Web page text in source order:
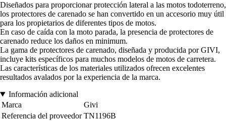
Diseñados para proporcionar protección lateral a las motos todoterreno,
los protectores de carenado se han convertido en un accesorio muy útil
para los propietarios de diferentes tipos de motos.
En caso de caída con la moto parada, la presencia de protectores de
carenado reduce los daños en minimum.
La gama de protectores de carenado, diseñada y producida por GIVI,
incluye kits específicos para muchos modelos de motos de carretera.
Las características de los materiales utilizados ofrecen excelentes
resultados avalados por la experiencia de la marca.
Información adicional
Marca
Givi
Referencia del proveedor TN1196B